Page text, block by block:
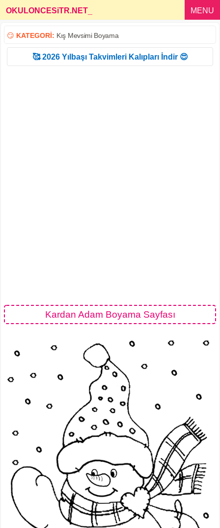
OKULONCESiTR.NET MENU
😏 KATEGORİ: Kış Mevsimi Boyama
🥰 2026 Yılbaşı Takvimleri Kalıpları İndir 😍
Kardan Adam Boyama Sayfası